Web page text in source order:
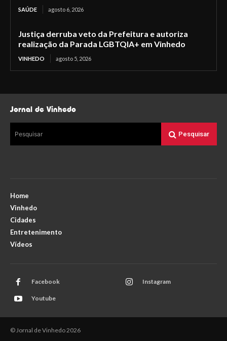
SAÚDE agosto 6, 2026
Justiça derruba veto da Prefeitura e autoriza
realização da Parada LGBTQIA+ em Vinhedo
VINHEDO agosto 5, 2026
Jornal de Vinhedo
Pesquisar Pesquisar
Home
Vinhedo
Cidades
Entretenimento
Vídeos
Facebook Instagram
Youtube
© Jornal de Vinhedo 2026